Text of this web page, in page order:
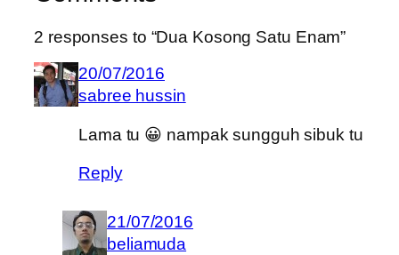
2 responses to “Dua Kosong Satu Enam”
20/07/2016
sabree hussin
Lama tu 😀 nampak sungguh sibuk tu
Reply
21/07/2016
beliamuda